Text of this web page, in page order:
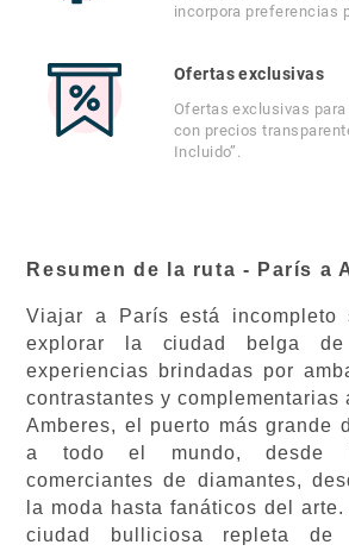
incorpora preferencias
Ofertas exclusivas
Ofertas exclusivas
con precios
Incluido”.
Resumen de la ruta - París a
Viajar a París está incompleto
explorar la ciudad belga de
experiencias brindadas por
contrastantes y complementarias
Amberes, el puerto más grande
a todo el mundo, desde
comerciantes de diamantes,
la moda hasta fanáticos del
ciudad bulliciosa repleta de